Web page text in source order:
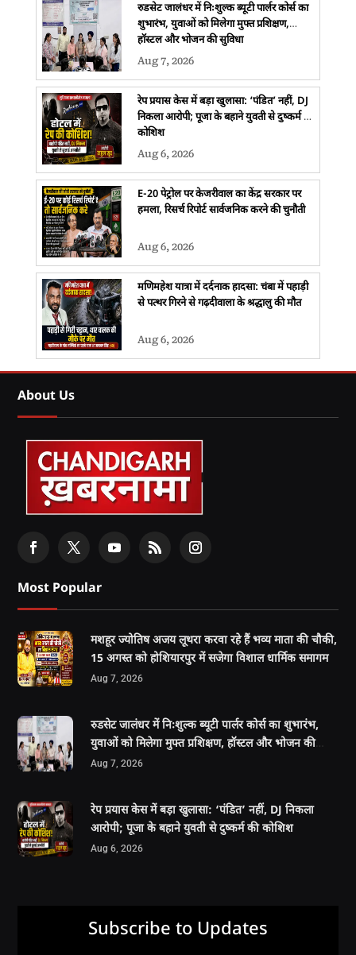
रुडसेट जालंधर में निःशुल्क ब्यूटी पार्लर कोर्स का
शुभारंभ, युवाओं को मिलेगा मुफ्त प्रशिक्षण,
हॉस्टल और भोजन की सुविधा
Aug 7, 2026
रेप प्रयास केस में बड़ा खुलासा: ‘पंडित’ नहीं, DJ
निकला आरोपी; पूजा के बहाने युवती से दुष्कर्म की
कोशिश
Aug 6, 2026
E-20 पेट्रोल पर केजरीवाल का केंद्र सरकार पर
हमला, रिसर्च रिपोर्ट सार्वजनिक करने की चुनौती
Aug 6, 2026
मणिमहेश यात्रा में दर्दनाक हादसा: चंबा में पहाड़ी
से पत्थर गिरने से गढ़दीवाला के श्रद्धालु की मौत
Aug 6, 2026
About Us
Most Popular
मशहूर ज्योतिष अजय लूथरा करवा रहे हैं भव्य माता की चौकी,
15 अगस्त को होशियारपुर में सजेगा विशाल धार्मिक समागम
Aug 7, 2026
रुडसेट जालंधर में निःशुल्क ब्यूटी पार्लर कोर्स का शुभारंभ,
युवाओं को मिलेगा मुफ्त प्रशिक्षण, हॉस्टल और भोजन की
सुविधा
Aug 7, 2026
रेप प्रयास केस में बड़ा खुलासा: ‘पंडित’ नहीं, DJ निकला
आरोपी; पूजा के बहाने युवती से दुष्कर्म की कोशिश
Aug 6, 2026
Subscribe to Updates